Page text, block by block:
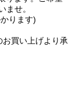
ませ。
ります)
買い上げより承